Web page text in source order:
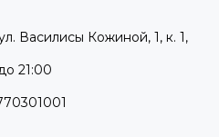
Василисы Кожиной, 1, к. 1,
21:00